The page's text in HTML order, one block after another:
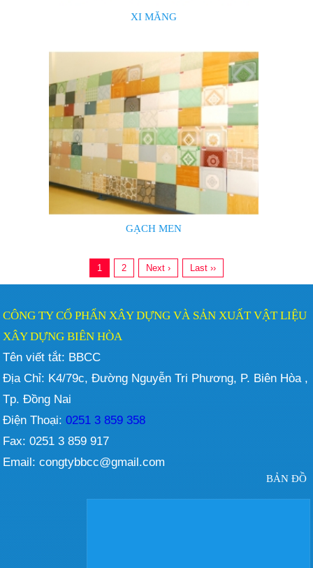
XI MĂNG
GẠCH MEN
1 2 Next › Last ››
CÔNG TY CỔ PHẨN XÂY DỰNG VÀ SẢN XUẤT VẬT LIỆU
XÂY DỰNG BIÊN HÒA
Tên viết tắt: BBCC
Địa Chỉ: K4/79c, Đường Nguyễn Tri Phương, P. Biên Hòa ,
Tp. Đồng Nai
Điện Thoại: 0251 3 859 358
Fax: 0251 3 859 917
Email: congtybbcc@gmail.com
BẢN ĐỒ